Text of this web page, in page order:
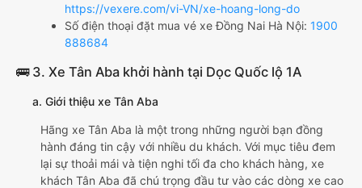
https://vexere.com/vi-VN/xe-hoang-long-do
Số điện thoại đặt mua vé xe Đồng Nai Hà Nội: 1900
888684
🚌 3. Xe Tân Aba khởi hành tại Dọc Quốc lộ 1A
a. Giới thiệu xe Tân Aba
Hãng xe Tân Aba là một trong những người bạn đồng
hành đáng tin cậy với nhiều du khách. Với mục tiêu đem
lại sự thoải mái và tiện nghi tối đa cho khách hàng, xe
khách Tân Aba đã chú trọng đầu tư vào các dòng xe cao